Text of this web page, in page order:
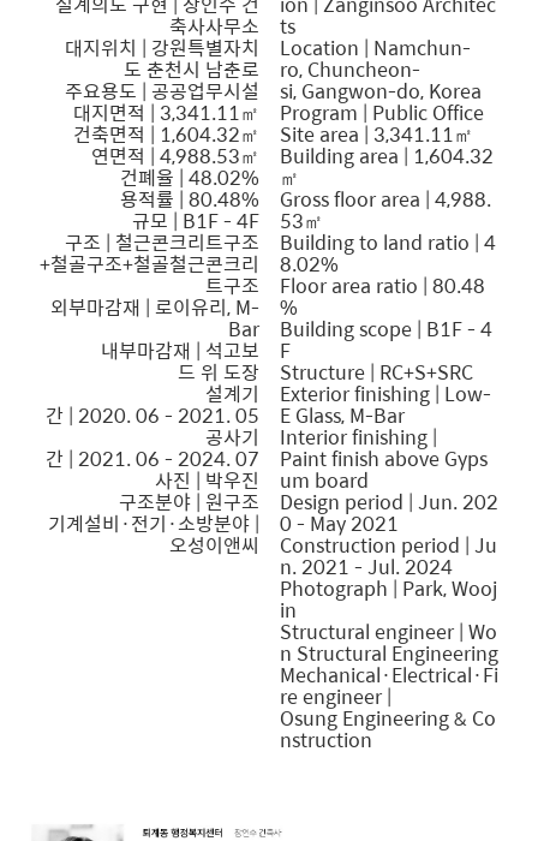
축사사무소
대지위치 | 강원특별자치
도 춘천시 남춘로
주요용도 | 공공업무시설
대지면적 | 3,341.11㎡
건축면적 | 1,604.32㎡
연면적 | 4,988.53㎡
건폐율 | 48.02%
용적률 | 80.48%
규모 | B1F - 4F
구조 | 철근콘크리트구조
+철골구조+철골철근콘크리
트구조
외부마감재 | 로이유리, M-
Bar
내부마감재 | 석고보
드 위 도장
설계기
간 | 2020. 06 - 2021. 05
공사기
간 | 2021. 06 - 2024. 07
사진 | 박우진
구조분야 | 원구조
기계설비·전기·소방분야 |
오성이앤씨
ts
Location | Namchun-
ro, Chuncheon-
si, Gangwon-do, Korea
Program | Public Office
Site area | 3,341.11㎡
Building area | 1,604.32
㎡
Gross floor area | 4,988.
53㎡
Building to land ratio | 4
8.02%
Floor area ratio | 80.48
%
Building scope | B1F - 4
F
Structure | RC+S+SRC
Exterior finishing | Low-
E Glass, M-Bar
Interior finishing |
Paint finish above Gyps
um board
Design period | Jun. 202
0 - May 2021
Construction period | Ju
n. 2021 - Jul. 2024
Photograph | Park, Wooj
in
Structural engineer | Wo
n Structural Engineering
Mechanical·Electrical·Fi
re engineer |
Osung Engineering & Co
nstruction